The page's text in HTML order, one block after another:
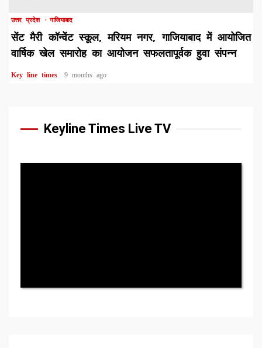
उत्तर प्रदेश गाजियाबाद
सेंट मैरी कॉन्वेंट स्कूल, मरियम नगर, गाजियाबाद में आयोजित
वार्षिक खेल समारोह का आयोजन सफलतापूर्वक हुवा संपन्न
Key line times 9 months ago
Keyline Times Live TV